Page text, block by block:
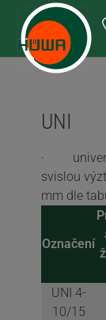
Skip to main content
UNI
·
svislou
mm dle
Označení
UNI 4-
10/15